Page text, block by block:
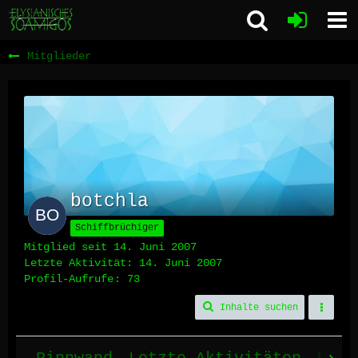
Mitglieder
botchla
Schiffbrüchiger
Mitglied seit 14. Juni 2007
Letzte Aktivität: 14. Juni 2007
Profil-Aufrufe
73
Inhalte suchen